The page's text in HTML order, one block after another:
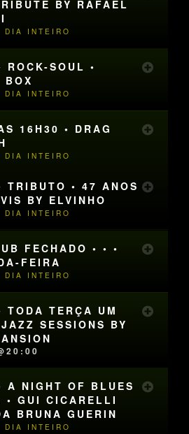
BY RAFAEL
DIA INTEIRO
ROCK-SOUL •
BOX
DIA INTEIRO
16H30 • DRAG
DIA INTEIRO
TRIBUTO • 47 ANOS
BY ELVINHO
DIA INTEIRO
FECHADO • • •
FEIRA
DIA INTEIRO
TODA TERÇA UM
SESSIONS BY
A NIGHT OF BLUES
• GUI CICARELLI
BRUNA GUERIN
DIA INTEIRO